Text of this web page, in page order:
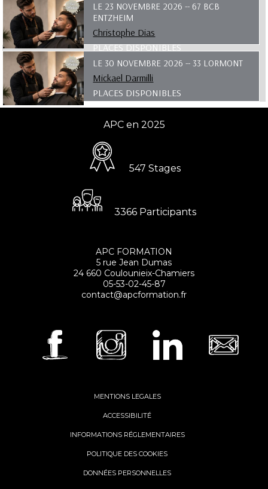
LE 23 NOVEMBRE 2026 -- 67 BCB
ENTZHEIM
Christophe Dias
PLACES DISPONIBLES
LE 30 NOVEMBRE 2026 -- 33 LORMONT
Mickael Darmilli
PLACES DISPONIBLES
APC en 2025
547 Stages
3366 Participants
APC FORMATION
5 rue Jean Dumas
24 660 Coulounieix-Chamiers
05-53-02-45-87
contact@apcformation.fr
MENTIONS LEGALES
ACCESSIBILITÉ
INFORMATIONS RÉGLEMENTAIRES
POLITIQUE DES COOKIES
DONNÉES PERSONNELLES